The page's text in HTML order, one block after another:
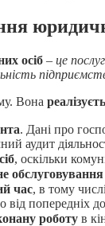
осіб – це
Вона
. Дані про
аудит
, оскільки
час, в тому
від попередніх
роботу в